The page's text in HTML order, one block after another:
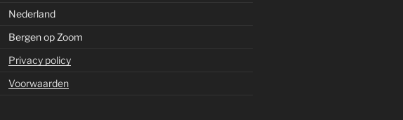
Nederland
Bergen op Zoom
Privacy policy
Voorwaarden